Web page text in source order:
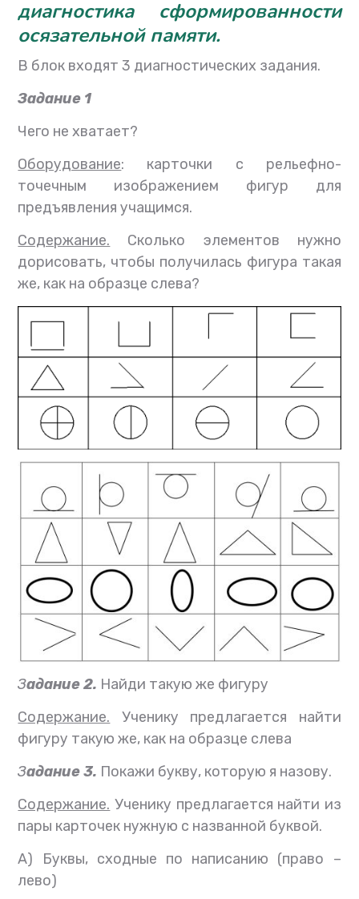
диагностика сформированности
осязательной памяти.
В блок входят 3 диагностических задания.
Задание 1
Чего не хватает?
Оборудование: карточки с рельефно-
точечным изображением фигур для
предъявления учащимся.
Содержание. Сколько элементов нужно
дорисовать, чтобы получилась фигура такая
же, как на образце слева?
Задание 2. Найди такую же фигуру
Содержание. Ученику предлагается найти
фигуру такую же, как на образце слева
Задание 3. Покажи букву, которую я назову.
Содержание. Ученику предлагается найти из
пары карточек нужную с названной буквой.
А) Буквы, сходные по написанию (право –
лево)